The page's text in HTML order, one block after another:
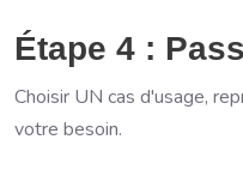
Étape 4 :
Choisir UN cas d'usage,
votre besoin.